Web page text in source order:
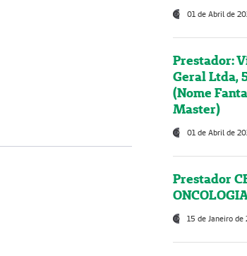
01 de Abril de
Prestador:
Geral Ltda,
(Nome
Master)
01 de Abril de
Prestador
15 de Janeiro de